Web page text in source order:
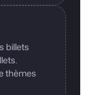
billets
thèmes